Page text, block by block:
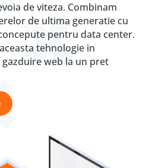
de viteza. Combinam
de ultima generatie cu
pentru data center.
tehnologie in
web la un pret